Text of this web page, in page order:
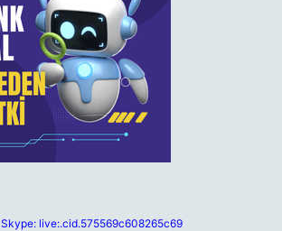
Skype: live:.cid.575569c608265c69